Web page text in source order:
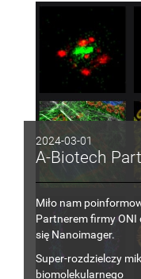
2024-03-01
A-Biotech
Miło nam
Partnerem firmy ONI
się Nanoimager.
Super-rozdzielczy
biomolekularnego